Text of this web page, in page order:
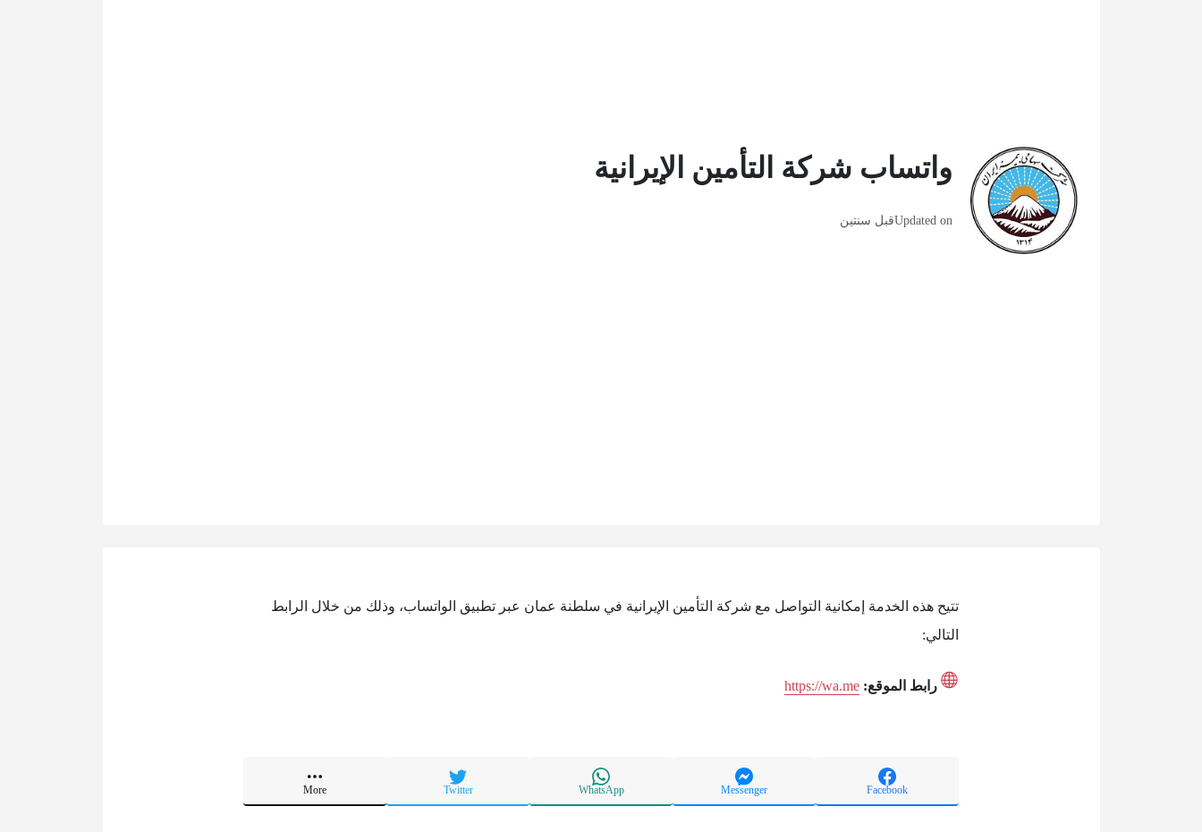
واتساب شركة التأمين الإيرانية
Updated onقبل سنتين
تتيح هذه الخدمة إمكانية التواصل مع شركة التأمين الإيرانية في سلطنة عمان عبر تطبيق الواتساب، وذلك من خلال الرابط
التالي:
رابط الموقع: https://wa.me
Facebook
Messenger
WhatsApp
Twitter
More